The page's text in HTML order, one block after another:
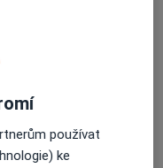
aktivní
používat
ke